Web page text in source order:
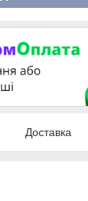
Доставка